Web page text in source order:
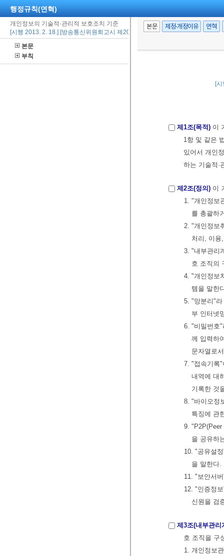
행정규칙(연혁)
개인정보의 기술적·관리적 보호조치 기준
[시행 2013. 2. 18.] [방송통신위원회고시 제2012-50호, 2012. 8. 23., 일부개정]
본문
부칙
본문 제정·개정이유 연혁
[
제1조(목적) 이
1항 및 같은
있어서 개인
하는 기술적·
제2조(정의) 이
1. "개인정보
를 총괄하
2. "개인정보
처리, 이
3. "내부관리
호 조직의
4. "개인정보
템을 말한
5. "망분리"
부 인터넷
6. "비밀번호
께 입력하
문자열로
7. "접속기록
내역에 대
기록한 것
8. "바이오정
특징에 관
9.
을 공유하
10. "공유설
을 말한다.
11. "보안서
12. "인증정
신원을 검
제3조(내부관리
호 조직을 구
1. 개인정보